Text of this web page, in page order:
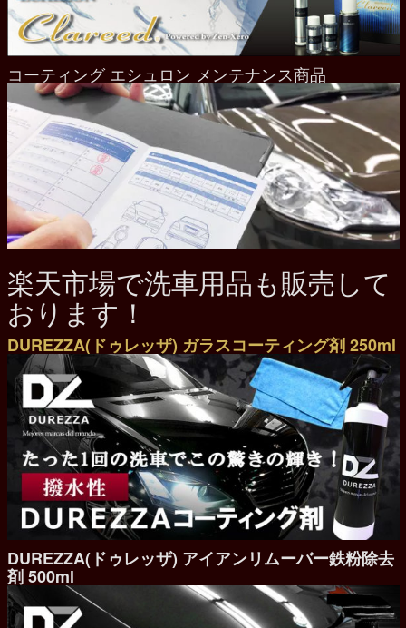
コーティング エシュロン メンテナンス商品
楽天市場で洗車用品も販売して
おります！
DUREZZA(ドゥレッザ) ガラスコーティング剤 250ml
DUREZZA(ドゥレッザ) アイアンリムーバー鉄粉除去
剤 500ml